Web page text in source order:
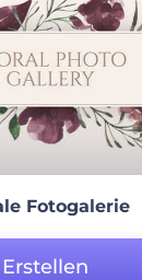
Fotogalerie
Erstellen